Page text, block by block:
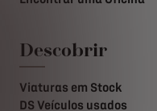
Descobrir
Viaturas em Stock
DS Veículos usados